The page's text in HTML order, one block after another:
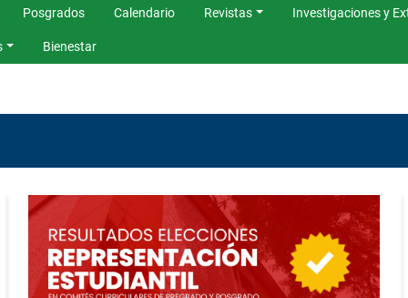
Posgrados Calendario Revistas Investigaciones y
Bienestar